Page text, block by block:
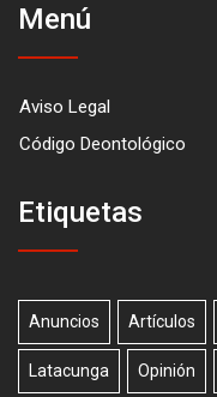
Menú
Aviso Legal
Código Deontológico
Etiquetas
Anuncios Artículos
Latacunga Opinión